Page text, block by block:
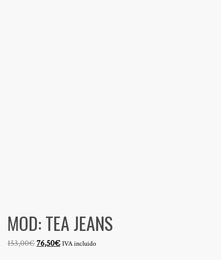
MOD: TEA JEANS
153,00€El
76,50€ElIVA incluido